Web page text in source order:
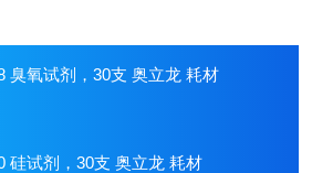
臭氧试剂，30支 奥立龙 耗材
硅试剂，30支 奥立龙 耗材